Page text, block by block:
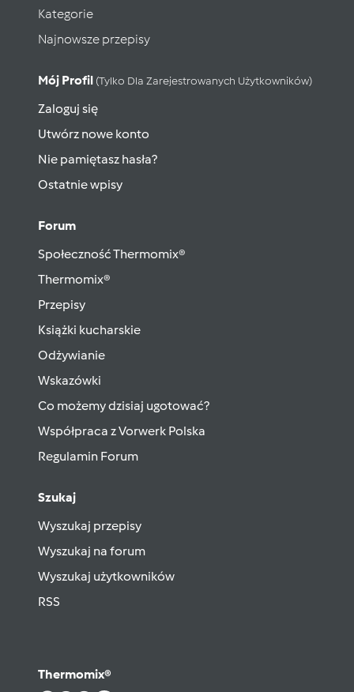
Kategorie
Najnowsze przepisy
Mój Profil (tylko Dla Zarejestrowanych Użytkowników)
Zaloguj się
Utwórz nowe konto
Nie pamiętasz hasła?
Ostatnie wpisy
Forum
Społeczność Thermomix®
Thermomix®
Przepisy
Książki kucharskie
Odżywianie
Wskazówki
Co możemy dzisiaj ugotować?
Współpraca z Vorwerk Polska
Regulamin Forum
Szukaj
Wyszukaj przepisy
Wyszukaj na forum
Wyszukaj użytkowników
RSS
Thermomix®